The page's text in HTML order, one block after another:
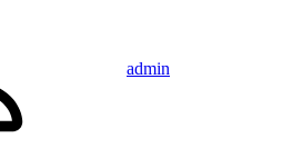
admin